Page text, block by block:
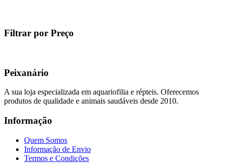
Filtrar por Preço
Peixanário
A sua loja especializada em aquariofilia e répteis. Oferecemos
produtos de qualidade e animais saudáveis desde 2010.
Informação
Quem Somos
Informação de Envio
Termos e Condições